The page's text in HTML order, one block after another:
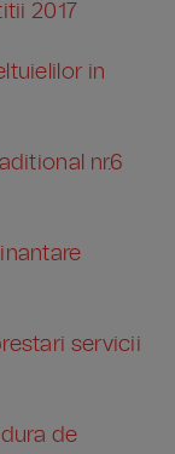
2017
in
nr.6
servicii
de